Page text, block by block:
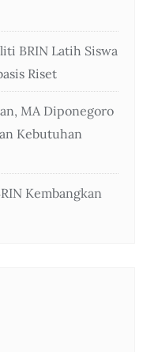
BRIN Latih Siswa
Riset
MA Diponegoro
Kebutuhan
Kembangkan